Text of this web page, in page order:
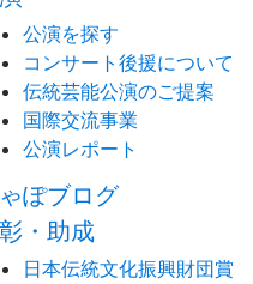
公演を探す
コンサート後援について
伝統芸能公演のご提案
国際交流事業
公演レポート
ぽブログ
・助成
日本伝統文化振興財団賞